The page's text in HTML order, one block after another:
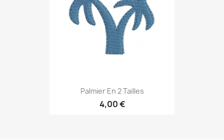
Palmier En 2 Tailles
4,00 €